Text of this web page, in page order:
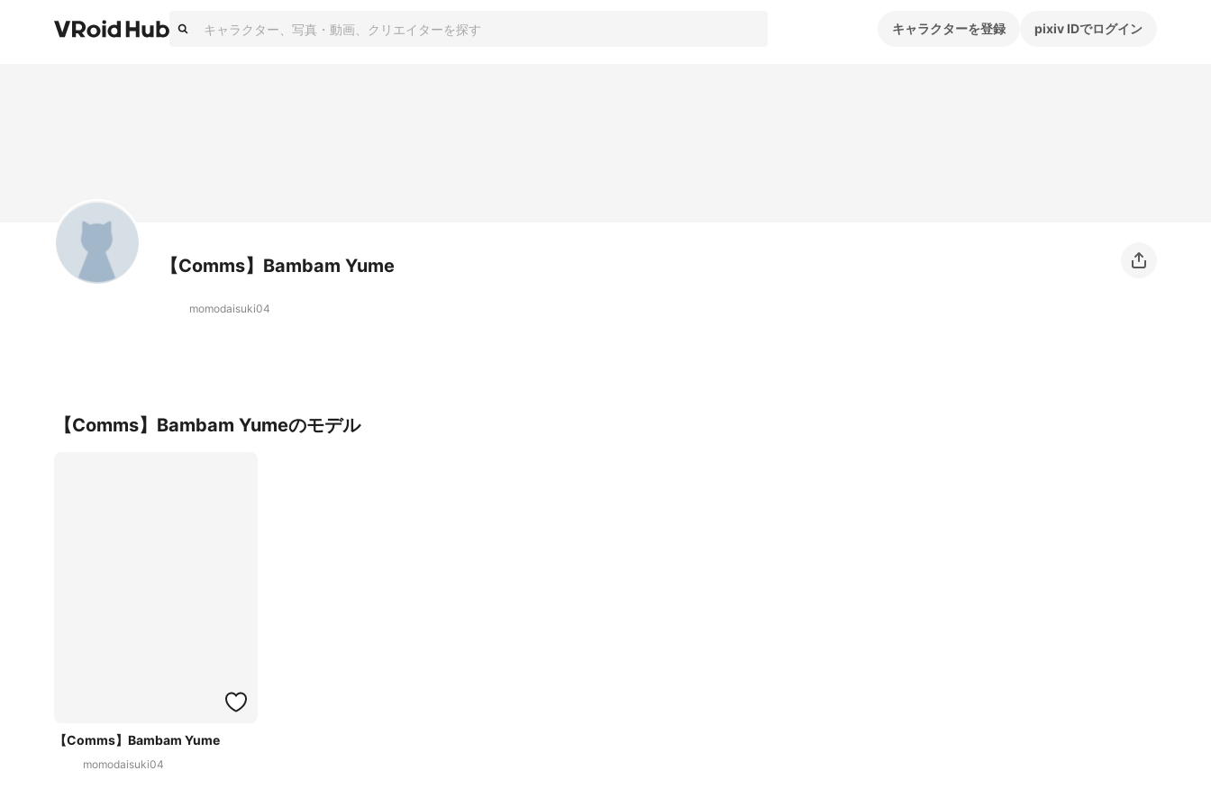
キャラクターを登録 pixiv IDでログイン
【Comms】Bambam Yume
momodaisuki04
【Comms】Bambam Yumeのモデル
【Comms】Bambam Yume
momodaisuki04